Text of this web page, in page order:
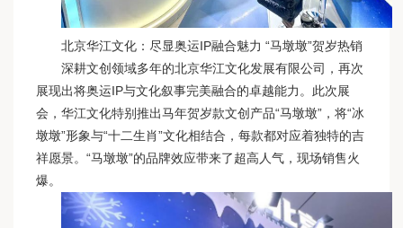
北京华江文化：尽显奥运IP融合魅力 “马墩墩”贺岁热销
深耕文创领域多年的北京华江文化发展有限公司，再次
展现出将奥运IP与文化叙事完美融合的卓越能力。此次展
会，华江文化特别推出马年贺岁款文创产品“马墩墩”，将“冰
墩墩”形象与“十二生肖”文化相结合，每款都对应着独特的吉
祥愿景。“马墩墩”的品牌效应带来了超高人气，现场销售火
爆。